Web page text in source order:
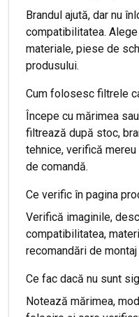
Brandul ajută, dar nu
compatibilitatea.
materiale, piese de
produsului.
Cum folosesc filtrele
Începe cu mărimea
filtrează după stoc,
tehnice, verifică
de comandă.
Ce verific în pagina
Verifică imaginile,
compatibilitatea,
recomandări de
Ce fac dacă nu sunt
Notează mărimea,